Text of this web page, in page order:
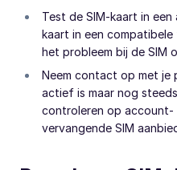
Test de SIM-kaart in
kaart in een
het probleem bij de SIM
Neem contact op met je
actief is maar nog
controleren op account-
vervangende SIM